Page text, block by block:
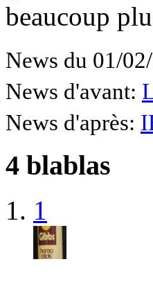
beaucoup
News du 01/
News d'avant:
News d'après:
4 blablas
1